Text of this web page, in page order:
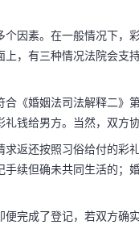
因素。在一般情况下，
，有三种情况法院会支
《婚姻法司法解释二》
钱给男方。当然，双方
返还按照习俗给付的彩
续但确未共同生活的；
完成了登记，若双方确